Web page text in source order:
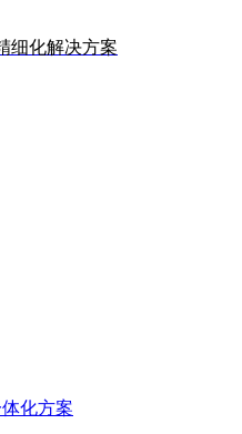
细化解决方案
化方案